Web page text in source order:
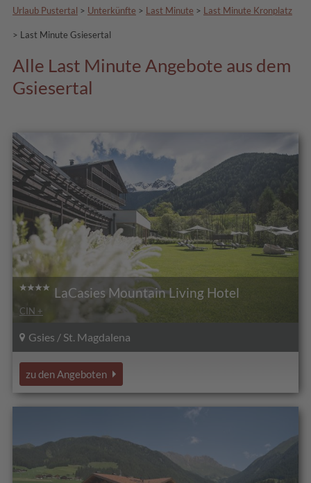
Urlaub Pustertal > Unterkünfte > Last Minute > Last Minute Kronplatz
> Last Minute Gsiesertal
Alle Last Minute Angebote aus dem
Gsiesertal
LaCasies Mountain Living Hotel
CIN +
Gsies / St. Magdalena
zu den Angeboten